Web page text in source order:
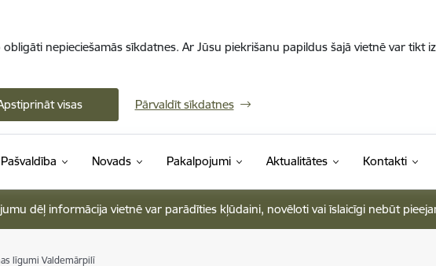
nepieciešamās sīkdatnes. Ar Jūsu piekrišanu papildus šajā vietnē var tikt
visas Pārvaldīt sīkdatnes
Pašvaldība Novads Pakalpojumi Aktualitātes Kontakti
dēļ informācija vietnē var parādīties kļūdaini, novēloti vai īslaicīgi nebūt
līgumi Valdemārpilī